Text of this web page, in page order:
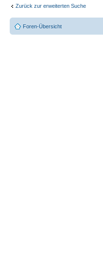
Zurück zur erweiterten Suche
Foren-Übersicht